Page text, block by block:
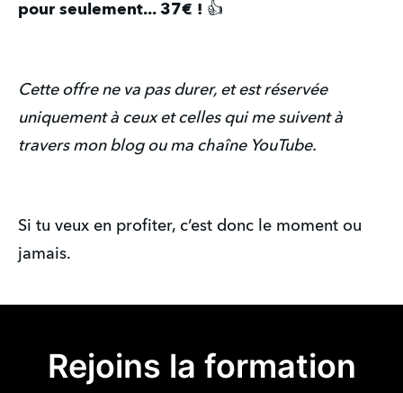
pour seulement... 37€ ! 👍
Cette offre ne va pas durer, et est réservée
uniquement à ceux et celles qui me suivent à
travers mon blog ou ma chaîne YouTube.
Si tu veux en profiter, c’est donc le moment ou
jamais.
Rejoins la formation